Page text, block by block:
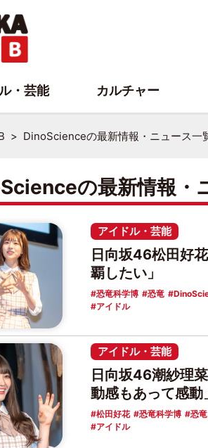
DinoScienceの最新情報・ニュース一
の最新情報・
アイドル・芸能
日向坂46松田好
覇したい」
恐竜科学博 恐竜
アイドル
アイドル・芸能
日向坂46潮紗理
動感もあって感動
松田好花 恐竜科学博 恐竜
アイドル
・芸能 カルチャー